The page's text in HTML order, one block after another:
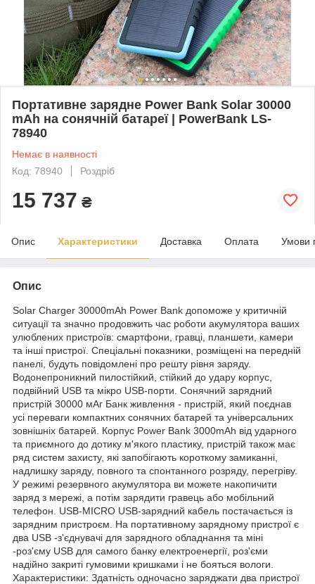
Портативне зарядне Power Bank Solar 30000
mAh на сонячній батареї | PowerBank LS-
78940
Немає в наявності
Код: 78940
Роздріб
15 737 ₴
Опис Характеристики Доставка Оплата Умови
Опис
Solar Charger 30000mAh Power Bank допоможе у критичній
ситуації та значно продовжить час роботи акумулятора ваших
улюблених пристроїв: смартфони, гравці, планшети, камери
та інші пристрої. Спеціальні показники, розміщені на передній
панелі, будуть повідомлені про решту рівня заряду.
Водонепроникний пилостійкий, стійкий до удару корпус,
подвійний USB та мікро USB-порти. Сонячний зарядний
пристрій 30000 мАг Банк живлення - пристрій, який поєднав
усі переваги компактних сонячних батарей та універсальних
зовнішніх батарей. Корпус Power Bank 3000mAh від ударного
та приємного до дотику м'якого пластику, пристрій також має
ряд систем захисту, які запобігають короткому замиканні,
надлишку заряду, повного та спонтанного розряду, перегріву.
У режимі резервного акумулятора ви можете накопичити
заряд з мережі, а потім зарядити гравець або мобільний
телефон. USB-MICRO USB-зарядний кабель постачається із
зарядним пристроєм. На портативному зарядному пристрої є
два USB -з'єднувачі для зарядного обладнання та міні
-роз'єму USB для самого банку електроенергії, роз'єми
надійно закриті гумовими кришками і не бояться вологи.
Характеристики: Здатність одночасно заряджати два пристрої